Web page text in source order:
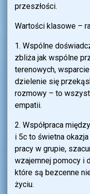
przeszłości.
Wartości klasowe –
1. Wspólne
zbliża jak wspólne
terenowych,
dzielenie się
rozmowy – to
empatii.
2. Współpraca
i 5c to świetna
pracy w grupie,
wzajemnej pomocy i
które są bezcenne
życiu.